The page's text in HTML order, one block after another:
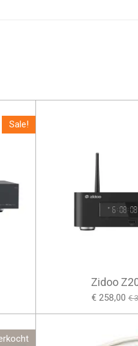
Sale!
Zidoo
€ 258,00 €